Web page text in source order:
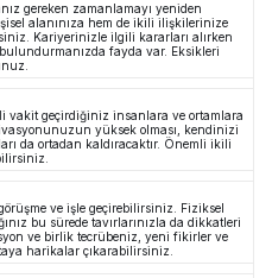
gereken zamanlamayı yeniden
alanınıza hem de ikili ilişkilerinize
Kariyerinizle ilgili kararları alırken
fayda var. Eksikleri
vakit geçirdiğiniz insanlara ve ortamlara
yüksek olması, kendinizi
da ortadan kaldıracaktır. Önemli ikili
ve işle geçirebilirsiniz. Fiziksel
bu sürede tavırlarınızla da dikkatleri
ve birlik tecrübeniz, yeni fikirler ve
harikalar çıkarabilirsiniz.